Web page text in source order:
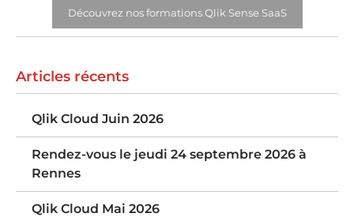
Découvrez nos formations Qlik Sense SaaS
Articles récents
Qlik Cloud Juin 2026
Rendez-vous le jeudi 24 septembre 2026 à
Rennes
Qlik Cloud Mai 2026